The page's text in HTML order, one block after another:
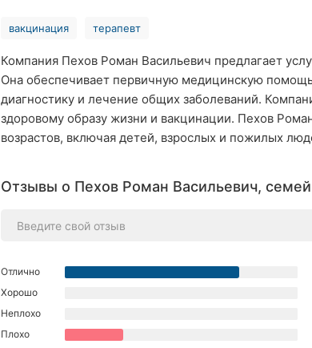
вакцинация терапевт
Компания Пехов Роман Васильевич предлагает
Она обеспечивает первичную медицинскую
диагностику и лечение общих заболеваний.
здоровому образу жизни и вакцинации. Пехов
возрастов, включая детей, взрослых и пожилых
Отзывы о Пехов Роман Васильевич,
Отлично
Хорошо
Неплохо
Плохо